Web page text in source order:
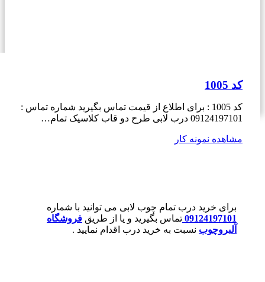
کد 1005
کد 1005 : برای اطلاع از قیمت تماس بگیرید شماره تماس :
09124197101 درب لابی طرح دو قاب کلاسیک تمام…
مشاهده نمونه کار
برای خرید درب تمام چوب لابی می توانید با شماره
09124197101 تماس بگیرید و یا از طریق فروشگاه
آلبروچوب نسبت به خرید درب اقدام نمایید .